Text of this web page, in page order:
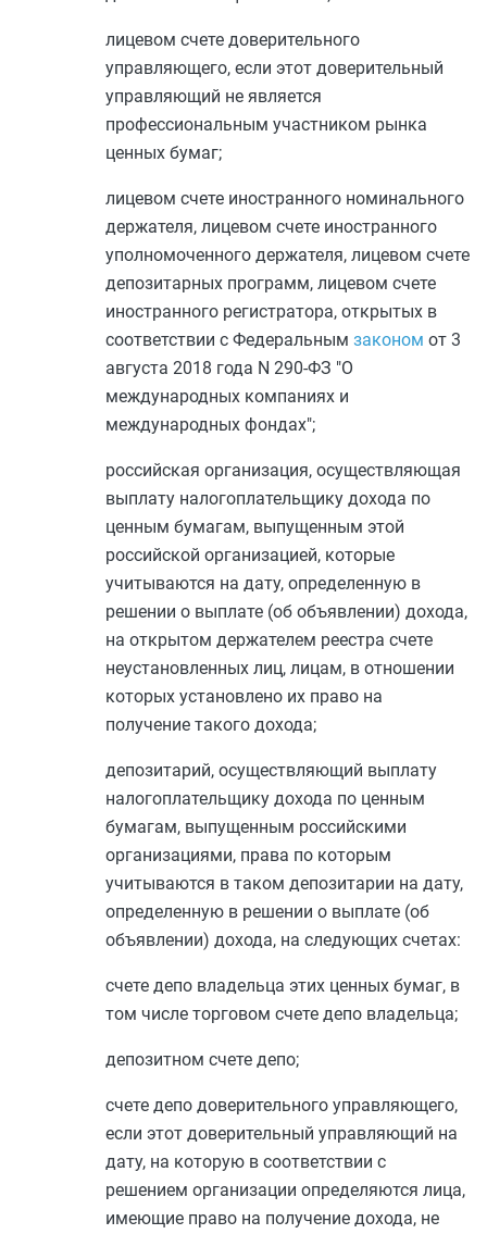
лицевом счете доверительного
управляющего, если этот доверительный
управляющий не является
профессиональным участником рынка
ценных бумаг;
лицевом счете иностранного номинального
держателя, лицевом счете иностранного
уполномоченного держателя, лицевом счете
депозитарных программ, лицевом счете
иностранного регистратора, открытых в
соответствии с Федеральным законом от 3
августа 2018 года N 290-ФЗ "О
международных компаниях и
международных фондах";
российская организация, осуществляющая
выплату налогоплательщику дохода по
ценным бумагам, выпущенным этой
российской организацией, которые
учитываются на дату, определенную в
решении о выплате (об объявлении) дохода,
на открытом держателем реестра счете
неустановленных лиц, лицам, в отношении
которых установлено их право на
получение такого дохода;
депозитарий, осуществляющий выплату
налогоплательщику дохода по ценным
бумагам, выпущенным российскими
организациями, права по которым
учитываются в таком депозитарии на дату,
определенную в решении о выплате (об
объявлении) дохода, на следующих счетах:
счете депо владельца этих ценных бумаг, в
том числе торговом счете депо владельца;
депозитном счете депо;
счете депо доверительного управляющего,
если этот доверительный управляющий на
дату, на которую в соответствии с
решением организации определяются лица,
имеющие право на получение дохода, не